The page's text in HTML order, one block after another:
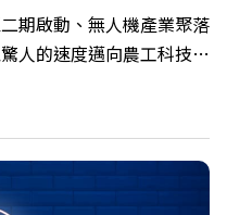
期啟動、無人機產業聚落
人的速度邁向農工科技大
義優鮮」品牌同步升級的
傳統農業縣的侷限，讓返
活得好」，更為地方累積
遠見ON AIR》邀請嘉義
信傳媒集團董事長謝金